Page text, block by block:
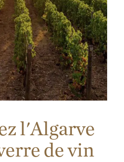
l'Algarve
de vin